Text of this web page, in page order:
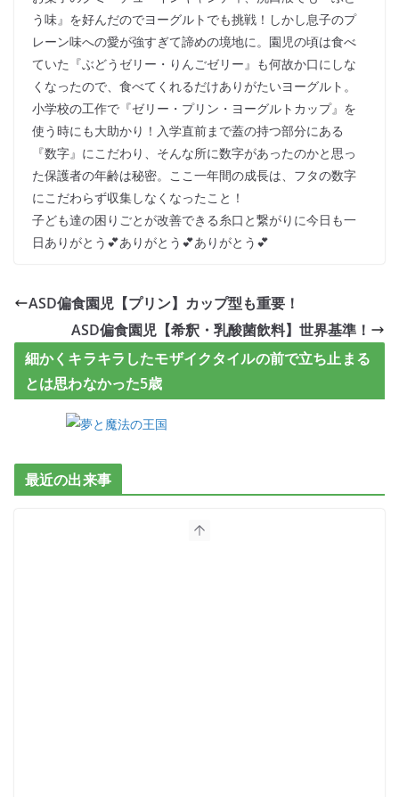
う味』を好んだのでヨーグルトでも挑戦！しかし息子のプ
レーン味への愛が強すぎて諦めの境地に。園児の頃は食べ
ていた『ぶどうゼリー・りんごゼリー』も何故か口にしな
くなったので、食べてくれるだけありがたいヨーグルト。
小学校の工作で『ゼリー・プリン・ヨーグルトカップ』を
使う時にも大助かり！入学直前まで蓋の持つ部分にある
『数字』にこだわり、そんな所に数字があったのかと思っ
た保護者の年齢は秘密。ここ一年間の成長は、フタの数字
にこだわらず収集しなくなったこと！
子ども達の困りごとが改善できる糸口と繋がりに今日も一
日ありがとう💕ありがとう💕ありがとう💕
ASD偏食園児【プリン】カップ型も重要！
ASD偏食園児【希釈・乳酸菌飲料】世界基準！
細かくキラキラしたモザイクタイルの前で立ち止まる
とは思わなかった5歳
最近の出来事